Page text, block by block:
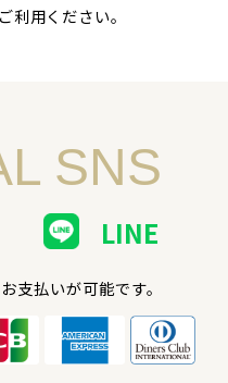
利用ください。
SNS
LINE
支払いが可能です。